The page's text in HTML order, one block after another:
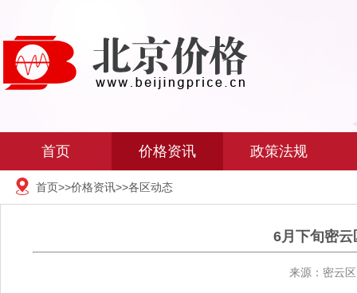
首页 价格资讯 政策法规
首页>>价格资讯>>各区动态
6月下旬密
来源：密云